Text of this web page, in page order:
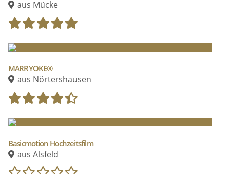
aus Mücke
MARRYOKE®
aus Nörtershausen
Basicmotion Hochzeitsfilm
aus Alsfeld